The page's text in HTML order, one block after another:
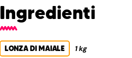
Ingredienti
LONZA DI MAIALE 1 kg